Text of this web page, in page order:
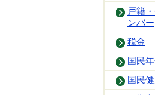
戸籍
ンバー
税金
国民
国民